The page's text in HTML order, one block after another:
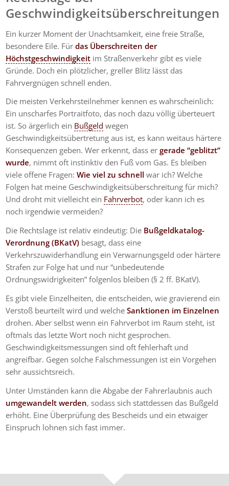
Geschwindigkeitsüberschreitungen
Ein kurzer Moment der Unachtsamkeit, eine freie Straße,
besondere Eile. Für das Überschreiten der
Höchstgeschwindigkeit im Straßenverkehr gibt es viele
Gründe. Doch ein plötzlicher, greller Blitz lässt das
Fahrvergnügen schnell enden.
Die meisten Verkehrsteilnehmer kennen es wahrscheinlich:
Ein unscharfes Portraitfoto, das noch dazu völlig überteuert
ist. So ärgerlich ein Bußgeld wegen
Geschwindigkeitsübertretung aus ist, es kann weitaus härtere
Konsequenzen geben. Wer erkennt, dass ergerade “geblitzt”
wurde, nimmt oft instinktiv den Fuß vom Gas. Es bleiben
viele offene Fragen:Wie viel zu schnell war ich? Welche
Folgen hat meine Geschwindigkeitsüberschreitung für mich?
Und droht mit vielleicht ein Fahrverbot, oder kann ich es
noch irgendwie vermeiden?
Die Rechtslage ist relativ eindeutig: Die Bußgeldkatalog-
Verordnung (BKatV) besagt, dass eine
Verkehrszuwiderhandlung ein Verwarnungsgeld oder härtere
Strafen zur Folge hat und nur “unbedeutende
Ordnungswidrigkeiten” folgenlos bleiben (§ 2 ff. BKatV).
Es gibt viele Einzelheiten, die entscheiden, wie gravierend ein
Verstoß beurteilt wird und welcheSanktionen im Einzelnen
drohen. Aber selbst wenn ein Fahrverbot im Raum steht, ist
oftmals das letzte Wort noch nicht gesprochen.
Geschwindigkeitsmessungen sind oft fehlerhaft und
angreifbar. Gegen solche Falschmessungen ist ein Vorgehen
sehr aussichtsreich.
Unter Umständen kann die Abgabe der Fahrerlaubnis auch
umgewandelt werden, sodass sich stattdessen das Bußgeld
erhöht. Eine Überprüfung des Bescheids und ein etwaiger
Einspruch lohnen sich fast immer.